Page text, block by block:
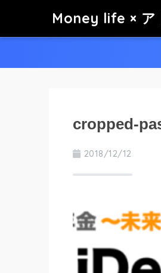
Money life × ア
cropped-
2018/12/12